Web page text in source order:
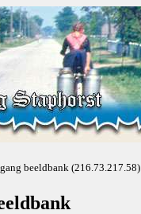
beeldbank (216.73.217.58)